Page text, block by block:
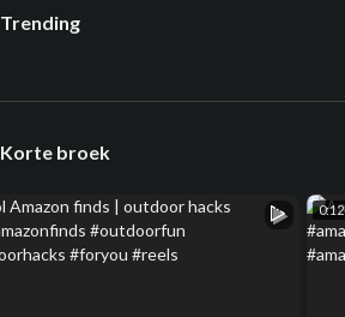
Trending
Korte broek
0:12